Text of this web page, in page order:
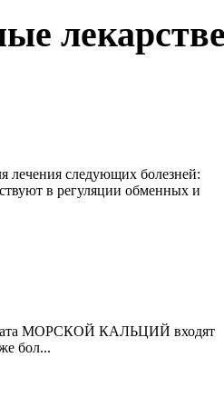
следующих болезней:
в регуляции обменных и
МОРСКОЙ КАЛЬЦИЙ входят
бол...